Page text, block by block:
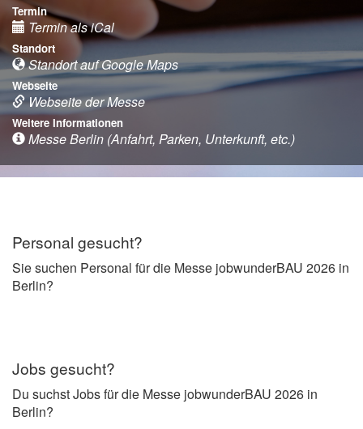
Termin
Termin als iCal
Standort
Standort auf Google Maps
Webseite
Webseite der Messe
Weitere Informationen
Messe Berlin (Anfahrt, Parken, Unterkunft, etc.)
Personal gesucht?
Sie suchen Personal für die Messe jobwunderBAU 2026 in
Berlin?
Jobs gesucht?
Du suchst Jobs für die Messe jobwunderBAU 2026 in
Berlin?